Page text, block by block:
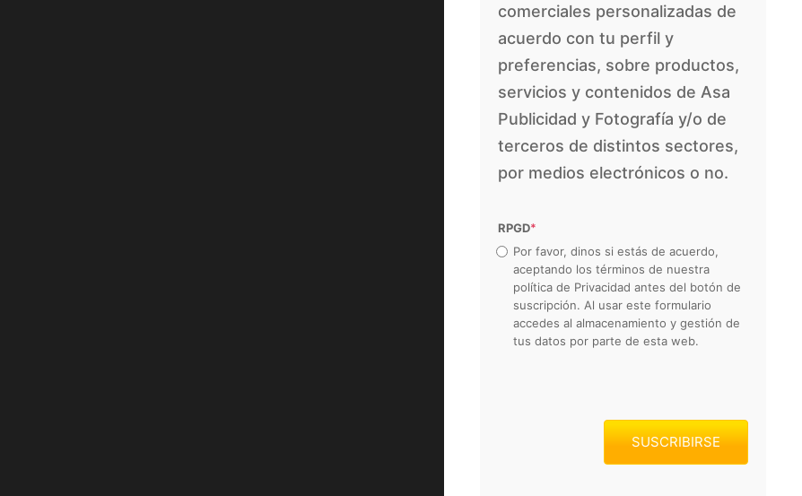
comerciales personalizadas de
acuerdo con tu perfil y
preferencias, sobre productos,
servicios y contenidos de Asa
Publicidad y Fotografía y/o de
terceros de distintos sectores,
por medios electrónicos o no.
RPGD*
Por favor, dinos si estás de acuerdo,
aceptando los términos de nuestra
política de Privacidad antes del botón de
suscripción. Al usar este formulario
accedes al almacenamiento y gestión de
tus datos por parte de esta web.